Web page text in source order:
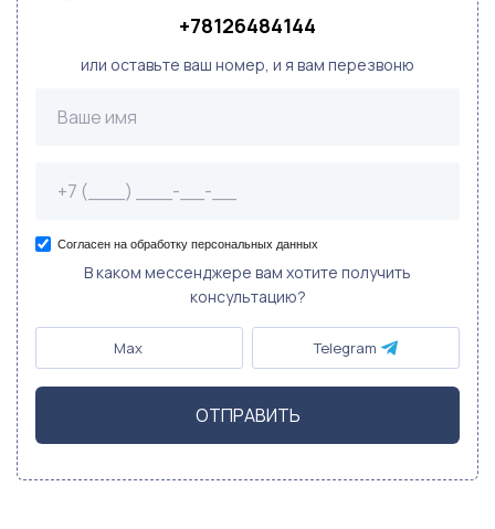
+78126484144
или оставьте ваш номер, и я вам перезвоню
Согласен на обработку персональных данных
В каком мессенджере вам хотите получить
консультацию?
Max Telegram
ОТПРАВИТЬ